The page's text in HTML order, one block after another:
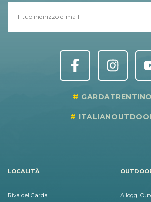
GARDATRENTINO
LOCALITÀ
Riva del Garda
Alloggi